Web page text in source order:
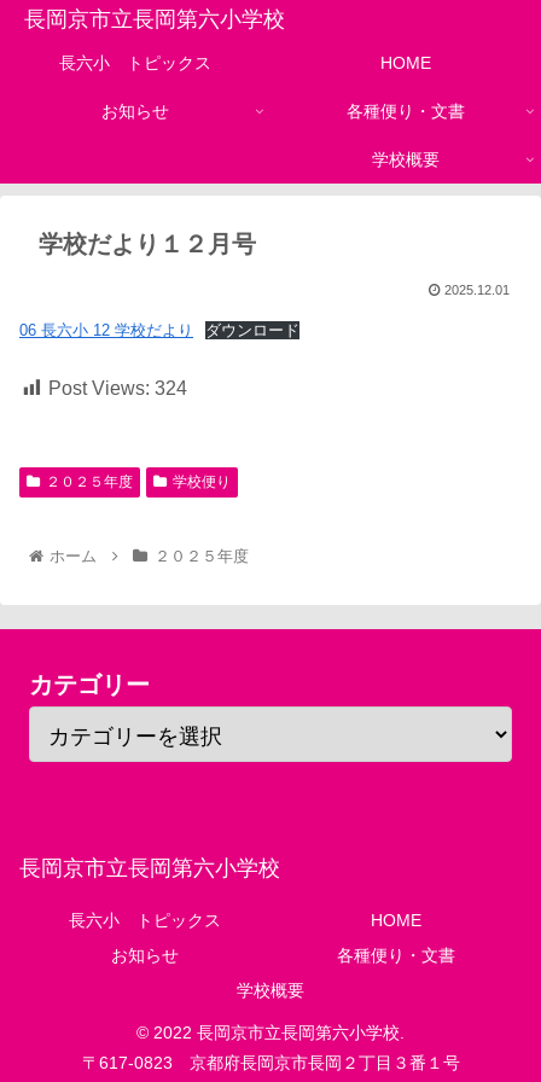
長岡京市立長岡第六小学校
長六小 トピックス HOME
お知らせ 各種便り・文書
学校概要
学校だより１２月号
2025.12.01
06 長六小 12 学校だより ダウンロード
Post Views: 324
２０２５年度 学校便り
ホーム ２０２５年度
カテゴリー
長岡京市立長岡第六小学校
長六小 トピックス
HOME
お知らせ
各種便り・文書
学校概要
© 2022 長岡京市立長岡第六小学校.
〒617-0823 京都府長岡京市長岡２丁目３番１号